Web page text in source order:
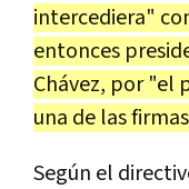
intercediera"
entonces
Chávez, por"el
una de lasfirmas
Según el